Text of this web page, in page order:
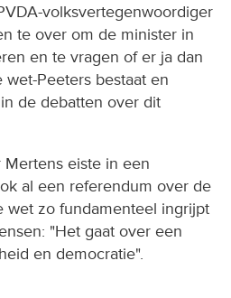
volksvertegenwoordiger
te over om de minister in
en te vragen of er ja dan
Peeters bestaat en
de debatten over dit
eiste in een
al een referendum over de
wet zo fundamenteel ingrijpt
"Het gaat over een
en democratie".